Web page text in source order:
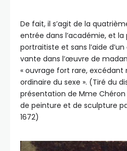
De fait, il s’agit de la
entrée dans l’académie, et
portraitiste et sans l’aide
vante dans l’œuvre de
« ouvrage fort rare,
ordinaire du sexe ». (Tiré du
présentation de Mme Chéron
de peinture et de sculpture
1672)